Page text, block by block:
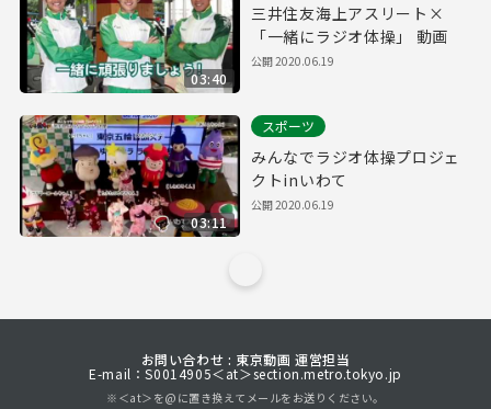
03:40
三井住友海上アスリート×
「一緒にラジオ体操」 動画
公開2020.06.19
03:11
スポーツ
みんなでラジオ体操プロジェ
クトinいわて
公開2020.06.19
お問い合わせ : 東京動画 運営担当
E-mail：S0014905＜at＞section.metro.tokyo.jp
※＜at＞を@に置き換えてメールをお送りください。